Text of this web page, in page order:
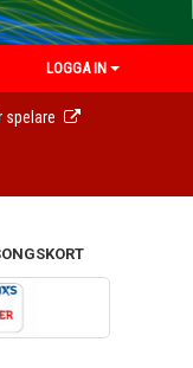
LOGGA IN
spelare